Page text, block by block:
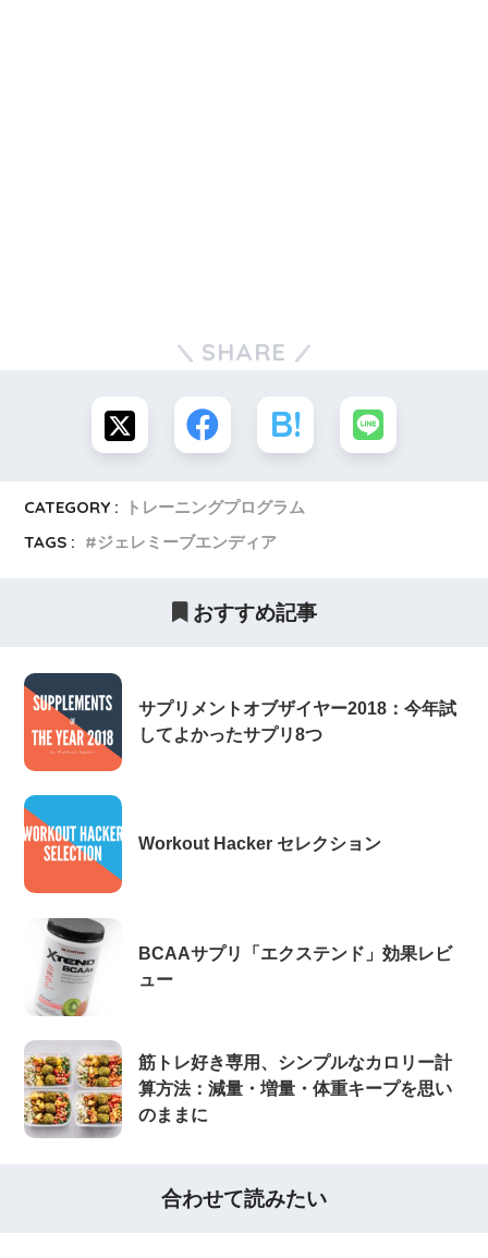
SHARE
CATEGORY :
トレーニングプログラム
TAGS :
ジェレミーブエンディア
おすすめ記事
サプリメントオブザイヤー2018：今年試
してよかったサプリ8つ
Workout Hacker セレクション
BCAAサプリ「エクステンド」効果レビ
ュー
筋トレ好き専用、シンプルなカロリー計
算方法：減量・増量・体重キープを思い
のままに
合わせて読みたい